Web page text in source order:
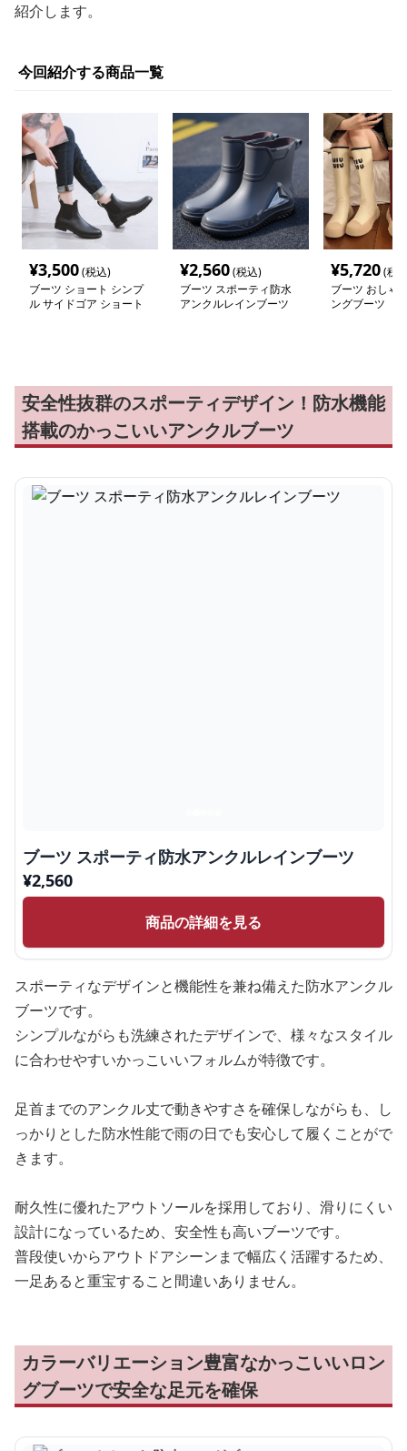
紹介します。
今回紹介する商品一覧
¥3,500(税込)
ブーツ ショート シンプ
ル サイドゴア ショート
¥2,560(税込)
ブーツ スポーティ防水
アンクルレインブーツ
¥5,720(税
ブーツ おしゃ
ングブーツ
安全性抜群のスポーティデザイン！防水機能
搭載のかっこいいアンクルブーツ
ブーツ スポーティ防水アンクルレインブーツ
¥2,560
商品の詳細を見る
スポーティなデザインと機能性を兼ね備えた防水アンクル
ブーツです。
シンプルながらも洗練されたデザインで、様々なスタイル
に合わせやすいかっこいいフォルムが特徴です。
足首までのアンクル丈で動きやすさを確保しながらも、し
っかりとした防水性能で雨の日でも安心して履くことがで
きます。
耐久性に優れたアウトソールを採用しており、滑りにくい
設計になっているため、安全性も高いブーツです。
普段使いからアウトドアシーンまで幅広く活躍するため、
一足あると重宝すること間違いありません。
カラーバリエーション豊富なかっこいいロン
グブーツで安全な足元を確保